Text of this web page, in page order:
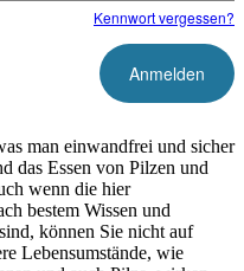
Kennwort vergessen?
man einwandfrei und sicher
das Essen von Pilzen und
wenn die hier
bestem Wissen und
können Sie nicht auf
Lebensumstände, wie